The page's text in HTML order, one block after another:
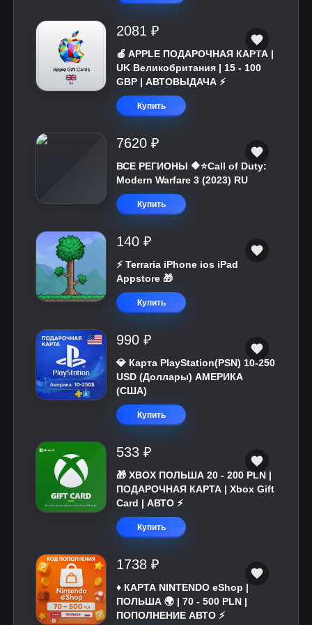
2081 ₽
🍎 APPLE ПОДАРОЧНАЯ КАРТА |
UK Великобритания | 15 - 100
GBP | АВТОВЫДАЧА ⚡️
Купить
7620 ₽
ВСЕ РЕГИОНЫ 🔶⭐Call of Duty:
Modern Warfare 3 (2023) RU
Купить
140 ₽
⚡️ Terraria iPhone ios iPad
Appstore 🎁
Купить
990 ₽
💎 Карта PlayStation(PSN) 10-250
USD (Доллары) АМЕРИКА
(США)
Купить
533 ₽
🎁 XBOX ПОЛЬША 20 - 200 PLN |
ПОДАРОЧНАЯ КАРТА | Xbox Gift
Card | АВТО ⚡
Купить
1738 ₽
♦️ КАРТА NINTENDO eShop |
ПОЛЬША 🌍 | 70 - 500 PLN |
ПОПОЛНЕНИЕ АВТО ⚡